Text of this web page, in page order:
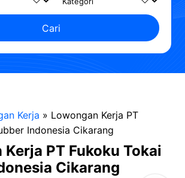
Cari
Kerja » Lowongan Kerja PT
Indonesia Cikarang
PT Fukoku Tokai
Cikarang